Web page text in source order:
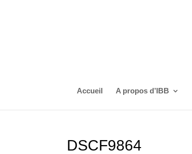
Accueil A propos d’IBB
DSCF9864